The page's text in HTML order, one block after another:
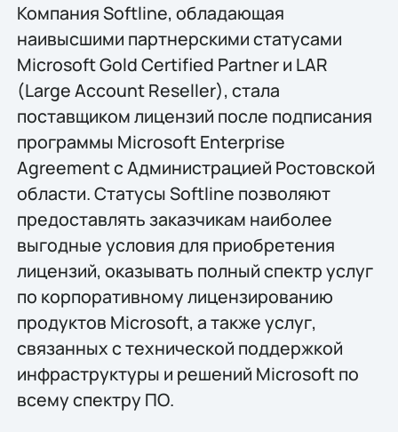
Компания Softline, обладающая
наивысшими партнерскими статусами
Microsoft Gold Certified Partner и LAR
(Large Account Reseller), стала
поставщиком лицензий после подписания
программы Microsoft Enterprise
Agreement с Администрацией Ростовской
области. Статусы Softline позволяют
предоставлять заказчикам наиболее
выгодные условия для приобретения
лицензий, оказывать полный спектр услуг
по корпоративному лицензированию
продуктов Microsoft, а также услуг,
связанных с технической поддержкой
инфраструктуры и решений Microsoft по
всему спектру ПО.